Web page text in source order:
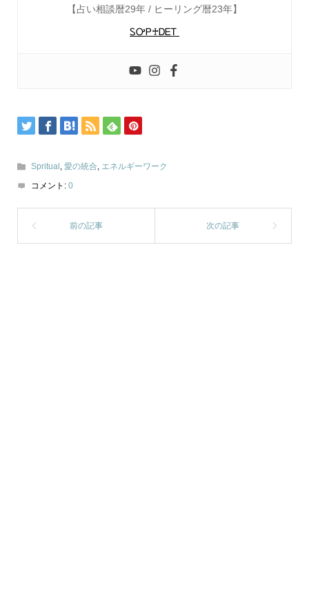
【占い相談暦29年 / ヒーリング暦23年】
ᏚᎤᏢ♰ᎠᎬᎢ
Spritual 愛の統合
エネルギーワーク
コメント: 0